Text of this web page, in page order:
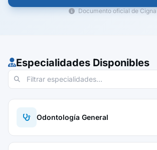
Documento oficial de Cigna
Especialidades Disponibles
Odontología General